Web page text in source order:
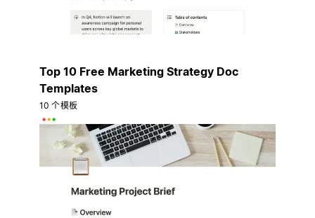
Top 10 Free Marketing Strategy Doc
Templates
10 个模板